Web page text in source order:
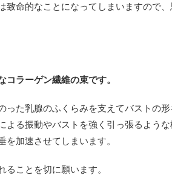
致命的なことになってしまいますので
ラーゲン繊維の束です。
た乳腺のふくらみを支えてバストの形
よる振動やバストを強く引っ張るよう
加速させてしまいます。
ことを切に願います。